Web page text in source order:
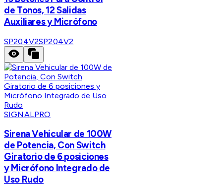
de Tonos, 12 Salidas
Auxiliares y Micrófono
SP204V2SP204V2
SIGNALPRO
Sirena Vehicular de 100W
de Potencia, Con Switch
Giratorio de 6 posiciones
y Micrófono Integrado de
Uso Rudo